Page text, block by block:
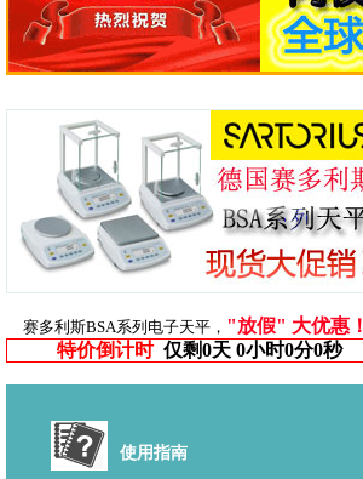
赛多利斯BSA系列电子天平， "放假" 大优惠！
特价倒计时 仅剩0天 0小时0分0秒
使用指南